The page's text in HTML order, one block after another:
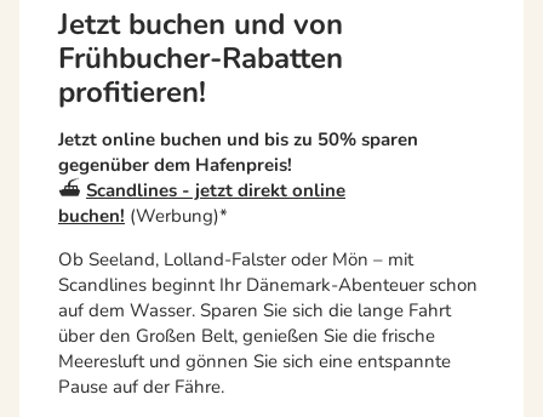
Jetzt buchen und von
Frühbucher-Rabatten
profitieren!
Jetzt online buchen und bis zu 50% sparen
gegenüber dem Hafenpreis!
⛴️ Scandlines - jetzt direkt online
buchen! (Werbung)*
Ob Seeland, Lolland-Falster oder Mön – mit
Scandlines beginnt Ihr Dänemark-Abenteuer schon
auf dem Wasser. Sparen Sie sich die lange Fahrt
über den Großen Belt, genießen Sie die frische
Meeresluft und gönnen Sie sich eine entspannte
Pause auf der Fähre.